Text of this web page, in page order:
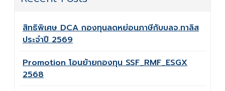
สิทธิพิเศษ DCA กองทุนลดหย่อนภาษีกับบลจ.ทาลิส
ประจำปี 2569
Promotion โอนย้ายกองทุน SSF_RMF_ESGX
2568